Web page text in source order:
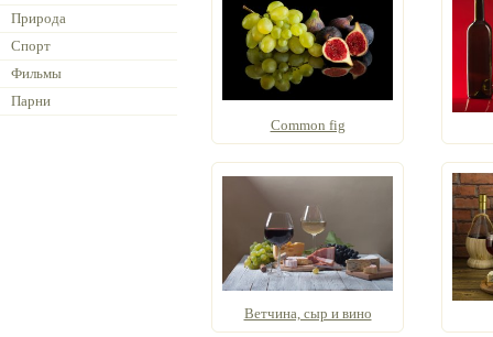
Природа
Спорт
Фильмы
Парни
Common fig
Ветчина, сыр и вино